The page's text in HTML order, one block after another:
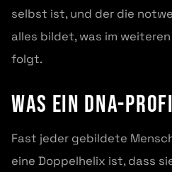
selbst ist, und der die
alles bildet, was im
folgt.
Was ein DNA-
Fast jeder gebildete
eine Doppelhelix ist, dass